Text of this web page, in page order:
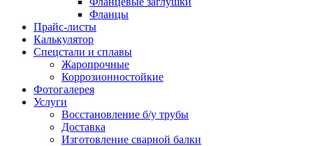
Фланцы
Прайс-листы
Калькулятор
Спецстали и сплавы
Жаропрочные
Коррозионностойкие
Фотогалерея
Услуги
Восстановление б/у трубы
Доставка
Изготовление сварной балки